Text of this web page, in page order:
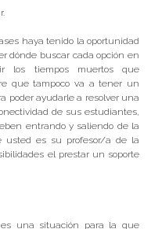
haya tenido la oportunidad
dónde buscar cada opción en
los tiempos muertos que
que tampoco va a tener un
poder ayudarle a resolver una
de sus estudiantes,
entrando y saliendo de la
usted es su profesor/a de la
el prestar un soporte
es una situación para la que